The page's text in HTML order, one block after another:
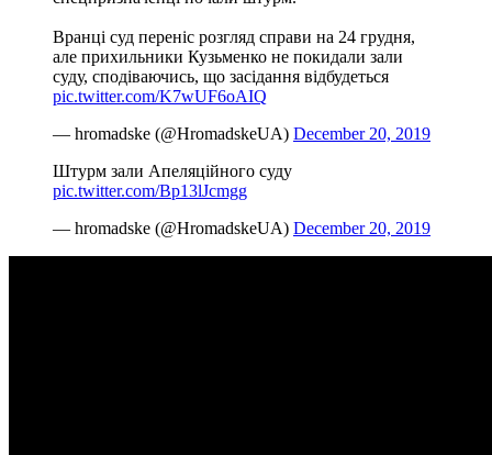
Вранці суд переніс розгляд справи на 24 грудня,
але прихильники Кузьменко не покидали зали
суду, сподіваючись, що засідання відбудеться
pic.twitter.com/K7wUF6oAIQ
— hromadske (@HromadskeUA) December 20, 2019
Штурм зали Апеляційного суду
pic.twitter.com/Bp13lJcmgg
— hromadske (@HromadskeUA) December 20, 2019